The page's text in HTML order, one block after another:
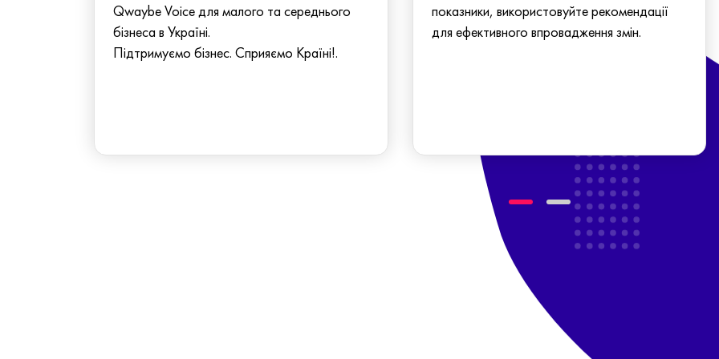
Qwaybe Voice для малого та середнього
бізнеса в Україні.
Підтримуємо бізнес. Сприяємо Країні!.
показники, використовуйте рекомендації
для ефективного впровадження змін.